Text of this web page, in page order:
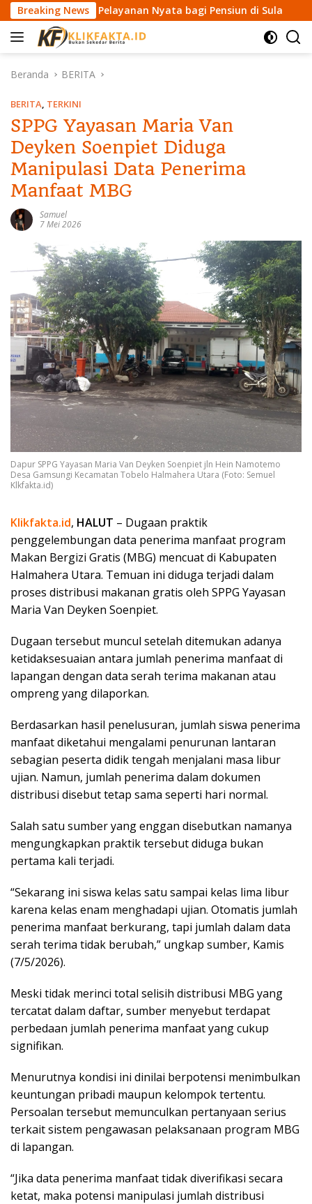
a
Breaking News
Pelayanan Nyata bagi Pensiun di Sula Wakil
Beranda BERITA
BERITA, TERKINI
SPPG Yayasan Maria Van
Deyken Soenpiet Diduga
Manipulasi Data Penerima
Manfaat MBG
Samuel
7 Mei 2026
Dapur SPPG Yayasan Maria Van Deyken Soenpiet jln Hein Namotemo
Desa Gamsungi Kecamatan Tobelo Halmahera Utara (Foto: Semuel
Klkfakta.id)
Klikfakta.id, HALUT – Dugaan praktik
penggelembungan data penerima manfaat program
Makan Bergizi Gratis (MBG) mencuat di Kabupaten
Halmahera Utara. Temuan ini diduga terjadi dalam
proses distribusi makanan gratis oleh SPPG Yayasan
Maria Van Deyken Soenpiet.
Dugaan tersebut muncul setelah ditemukan adanya
ketidaksesuaian antara jumlah penerima manfaat di
lapangan dengan data serah terima makanan atau
ompreng yang dilaporkan.
Berdasarkan hasil penelusuran, jumlah siswa penerima
manfaat diketahui mengalami penurunan lantaran
sebagian peserta didik tengah menjalani masa libur
ujian. Namun, jumlah penerima dalam dokumen
distribusi disebut tetap sama seperti hari normal.
Salah satu sumber yang enggan disebutkan namanya
mengungkapkan praktik tersebut diduga bukan
pertama kali terjadi.
“Sekarang ini siswa kelas satu sampai kelas lima libur
karena kelas enam menghadapi ujian. Otomatis jumlah
penerima manfaat berkurang, tapi jumlah dalam data
serah terima tidak berubah,” ungkap sumber, Kamis
(7/5/2026).
Meski tidak merinci total selisih distribusi MBG yang
tercatat dalam daftar, sumber menyebut terdapat
perbedaan jumlah penerima manfaat yang cukup
signifikan.
Menurutnya kondisi ini dinilai berpotensi menimbulkan
keuntungan pribadi maupun kelompok tertentu.
Persoalan tersebut memunculkan pertanyaan serius
terkait sistem pengawasan pelaksanaan program MBG
di lapangan.
“Jika data penerima manfaat tidak diverifikasi secara
ketat, maka potensi manipulasi jumlah distribusi